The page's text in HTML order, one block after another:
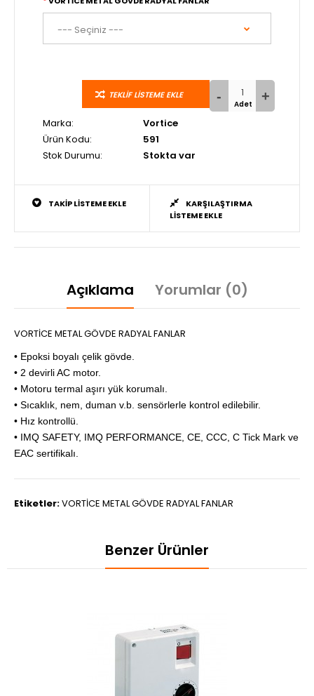
TEKLIF LISTEME EKLE
Marka:
Vortice
Ürün Kodu:
591
Stok Durumu:
Stokta var
TAKIP LISTEME EKLE
KARŞILAŞTIRMA
LISTEME EKLE
Açıklama Yorumlar (0)
VORTİCE METAL GÖVDE RADYAL FANLAR
• Epoksi boyalı çelik gövde.
• 2 devirli AC motor.
• Motoru termal aşırı yük korumalı.
• Sıcaklık, nem, duman v.b. sensörlerle kontrol edilebilir.
• Hız kontrollü.
• IMQ SAFETY, IMQ PERFORMANCE, CE, CCC, C Tick Mark ve
EAC sertifikalı.
Etiketler:VORTİCE METAL GÖVDE RADYAL FANLAR
Benzer Ürünler